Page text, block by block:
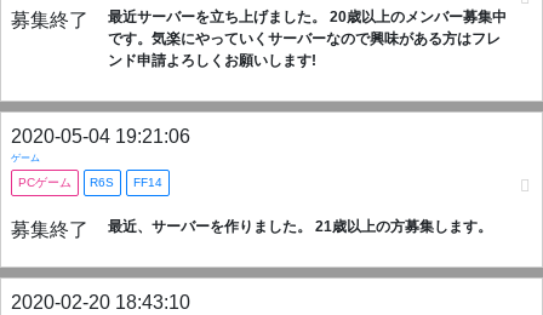
募集終了
最近サーバーを立ち上げました。 20歳以上のメンバー募集中
です。気楽にやっていくサーバーなので興味がある方はフレ
ンド申請よろしくお願いします!
2020-05-04 19:21:06
ゲーム
PCゲーム R6S FF14
募集終了 最近、サーバーを作りました。 21歳以上の方募集します。
2020-02-20 18:43:10